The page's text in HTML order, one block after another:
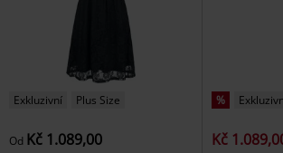
Exkluzivní Plus Size
Od Kč 1.089,00
%
Kč